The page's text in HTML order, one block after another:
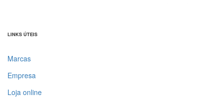
LINKS ÚTEIS
Marcas
Empresa
Loja online